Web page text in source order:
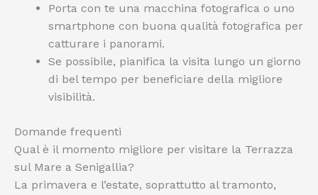
Porta con te una macchina fotografica o uno
smartphone con buona qualità fotografica per
catturare i panorami.
Se possibile, pianifica la visita lungo un giorno
di bel tempo per beneficiare della migliore
visibilità.
Domande frequenti
Qual è il momento migliore per visitare la Terrazza
sul Mare a Senigallia?
La primavera e l’estate, soprattutto al tramonto,